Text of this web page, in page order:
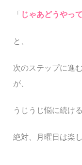
「 じゃあどうやっ
と、
次のステップに進
が、
う じうじ悩に続け
絶対、月曜日は楽